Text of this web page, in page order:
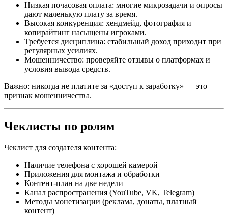
Низкая почасовая оплата: многие микрозадачи и опросы
дают маленькую плату за время.
Высокая конкуренция: хендмейд, фотография и
копирайтинг насыщены игроками.
Требуется дисциплина: стабильный доход приходит при
регулярных усилиях.
Мошенничество: проверяйте отзывы о платформах и
условия вывода средств.
Важно: никогда не платите за «доступ к заработку» — это
признак мошенничества.
Чеклисты по ролям
Чеклист для создателя контента:
Наличие телефона с хорошей камерой
Приложения для монтажа и обработки
Контент-план на две недели
Канал распространения (YouTube, VK, Telegram)
Методы монетизации (реклама, донаты, платный
контент)